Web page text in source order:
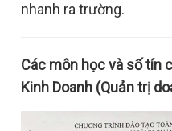
nhanh ra trường.
Các môn học và số tín
Kinh Doanh (Quản trị